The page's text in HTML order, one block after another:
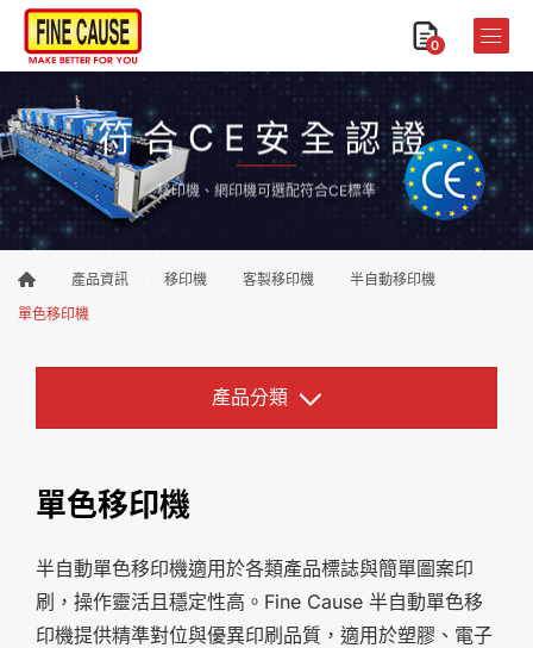
0
符合CE安全認證
移印機、網印機可選配符合CE標準
產品資訊 移印機 客製移印機
半自動移印機
單色移印機
產品分類
單色移印機
半自動單色移印機適用於各類產品標誌與簡單圖案印
刷，操作靈活且穩定性高。Fine Cause 半自動單色移
印機提供精準對位與優異印刷品質，適用於塑膠、電子